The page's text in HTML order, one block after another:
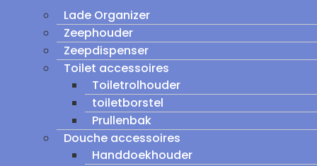
Lade Organizer
Zeephouder
Zeepdispenser
Toilet accessoires
Toiletrolhouder
toiletborstel
Prullenbak
Douche accessoires
Handdoekhouder